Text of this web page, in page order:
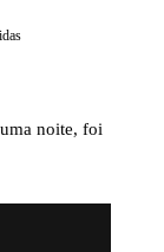
noite, foi